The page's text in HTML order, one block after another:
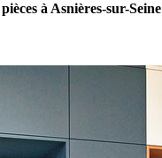
à Asnières-sur-Seine